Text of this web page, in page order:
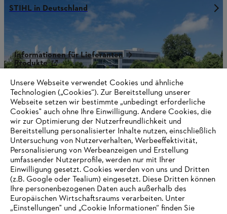
STIHL in Deutschland
Informationen für Lieferanten
Produkte
Kontakt
Karriere
Hinweisgebersystem
Unsere Webseite verwendet Cookies und ähnliche
Technologien („Cookies“). Zur Bereitstellung unserer
Webseite setzen wir bestimmte „unbedingt erforderliche
Cookies" auch ohne Ihre Einwilligung. Andere Cookies, die
wir zur Optimierung der Nutzerfreundlichkeit und
Bereitstellung personalisierter Inhalte nutzen, einschließlich
Untersuchung von Nutzerverhalten, Werbeeffektivität,
Personalisierung von Werbeanzeigen und Erstellung
umfassender Nutzerprofile, werden nur mit Ihrer
Einwilligung gesetzt. Cookies werden von uns und Dritten
(z.B. Google oder Tealium) eingesetzt. Diese Dritten können
Ihre personenbezogenen Daten auch außerhalb des
Europäischen Wirtschaftsraums verarbeiten. Unter
„Einstellungen" und „Cookie Informationen“ finden Sie